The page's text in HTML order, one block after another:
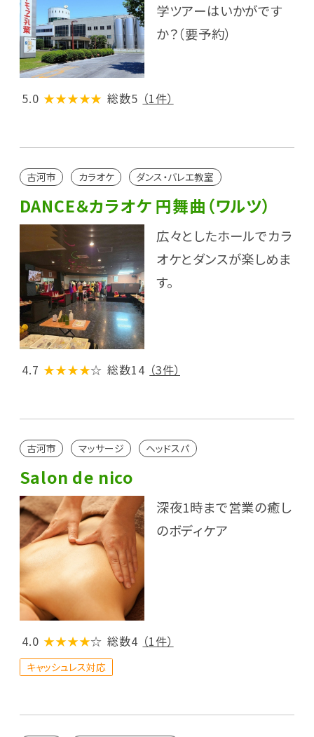
学ツアーはいかがです
か？（要予約）
5.0 ★★★★★ 総数5 （1件）
古河市 カラオケ ダンス・バレエ教室
DANCE＆カラオケ 円舞曲（ワルツ）
広々としたホールでカラ
オケとダンスが楽しめま
す。
4.7 ★★★★☆ 総数14 （3件）
古河市 マッサージ ヘッドスパ
Salon de nico
深夜1時まで営業の癒し
のボディケア
4.0 ★★★★☆ 総数4 （1件）
キャッシュレス対応